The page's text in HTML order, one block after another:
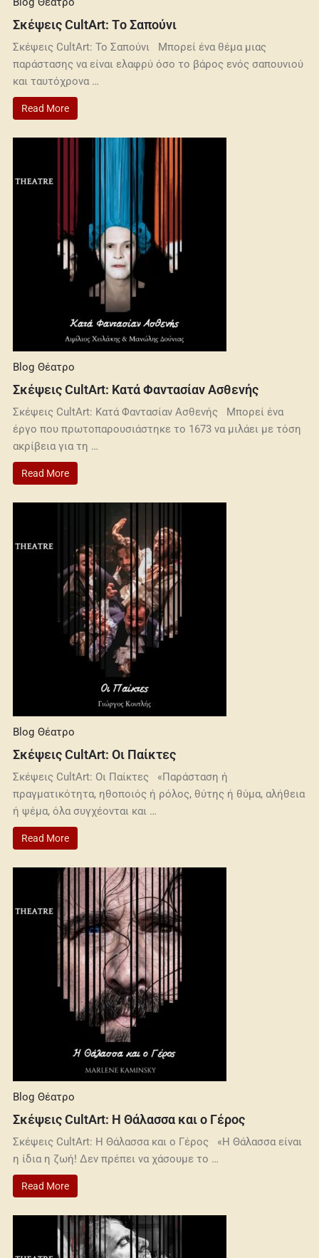
Σκέψεις CultArt: Tο Σαπούνι
Σκέψεις CultArt: Το Σαπούνι Μπορεί ένα θέμα μιας
παράστασης να είναι ελαφρύ όσο το βάρος ενός σαπουνιού
και ταυτόχρονα …
Read More
Blog Θέατρο
Σκέψεις CultArt: Κατά Φαντασίαν Ασθενής
Σκέψεις CultArt: Κατά Φαντασίαν Ασθενής Μπορεί ένα
έργο που πρωτοπαρουσιάστηκε το 1673 να μιλάει με τόση
ακρίβεια για τη …
Read More
Blog Θέατρο
Σκέψεις CultArt: Οι Παίκτες
Σκέψεις CultArt: Οι Παίκτες «Παράσταση ή
πραγματικότητα, ηθοποιός ή ρόλος, θύτης ή θύμα, αλήθεια
ή ψέμα, όλα συγχέονται και …
Read More
Blog Θέατρο
Σκέψεις CultArt: Η Θάλασσα και ο Γέρος
Σκέψεις CultArt: Η Θάλασσα και ο Γέρος «Η Θάλασσα είναι
η ίδια η ζωή! Δεν πρέπει να χάσουμε το …
Read More